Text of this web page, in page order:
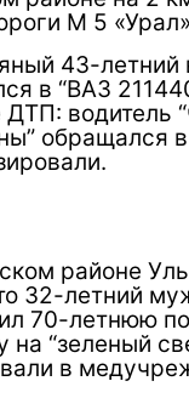
М 5
43-летний
в “ВАЗ
водитель
обращался
районе
32-летний
70-летнюю
“зеленый
в